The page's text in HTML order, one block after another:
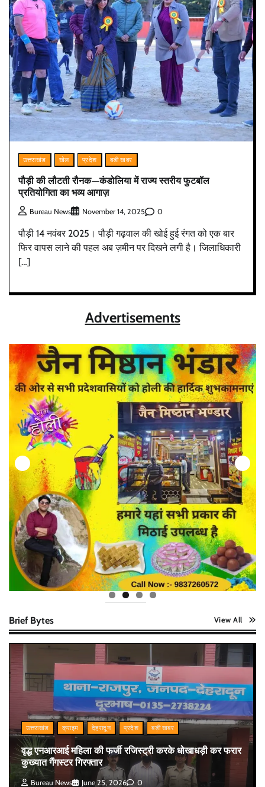
उत्तराखंड खेल प्रदेश बड़ी खबर
पौड़ी की लौटती रौनक—कंडोलिया में राज्य स्तरीय फुटबॉल
प्रतियोगिता का भव्य आगाज़
Bureau News November 14, 2025 0
पौड़ी 14 नवंबर 2025। पौड़ी गढ़वाल की खोई हुई रंगत को एक बार
फिर वापस लाने की पहल अब ज़मीन पर दिखने लगी है। जिलाधिकारी
[…]
Advertisements
Brief Bytes View All
उत्तराखंड क्राइम देहरादून प्रदेश बड़ी खबर
वृद्ध एनआरआई महिला की फर्जी रजिस्ट्री करके धोखाधड़ी कर फरार
कुख्यात गैंगस्टर गिरफ्तार
Bureau News June 25, 2026 0